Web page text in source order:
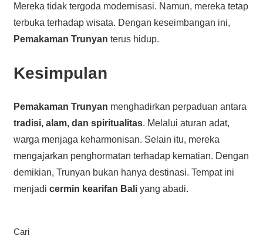
Mereka tidak tergoda modernisasi. Namun, mereka tetap
terbuka terhadap wisata. Dengan keseimbangan ini,
Pemakaman Trunyan terus hidup.
Kesimpulan
Pemakaman Trunyan menghadirkan perpaduan antara
tradisi, alam, dan spiritualitas. Melalui aturan adat,
warga menjaga keharmonisan. Selain itu, mereka
mengajarkan penghormatan terhadap kematian. Dengan
demikian, Trunyan bukan hanya destinasi. Tempat ini
menjadi cermin kearifan Baliyang abadi.
Cari